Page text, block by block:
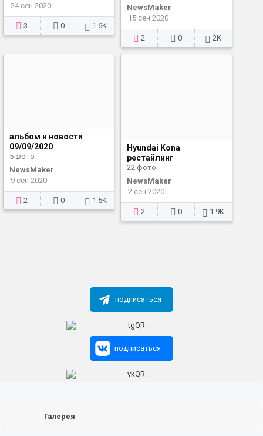
24 сен 2020
3 0 1.6K
NewsMaker
15 сен 2020
2 0 2K
альбом к новости
09/09/2020
5 фото
NewsMaker
9 сен 2020
2 0 1.5K
Hyundai Kona
рестайлинг
22 фото
NewsMaker
2 сен 2020
2 0 1.9K
подписаться
подписаться
Галерея